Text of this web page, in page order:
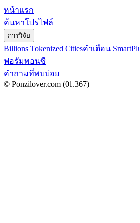
หน้าแรก
ค้นหาโปรไฟล์
การวิจัย
Billions Tokenized Citiesคำเตือน
ฟอรัมพอนซี
คำถามที่พบบ่อย
© Ponzilover.com (01.367)